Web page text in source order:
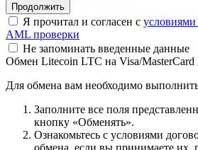
Я прочитал и согласен с условиями
AML проверки
Не запоминать введенные данные
Обмен Litecoin LTC на Visa/MasterCard
Для обмена вам необходимо
Заполните все поля
кнопку «Обменять».
Ознакомьтесь с условиями
обмена, если вы принимаете их,